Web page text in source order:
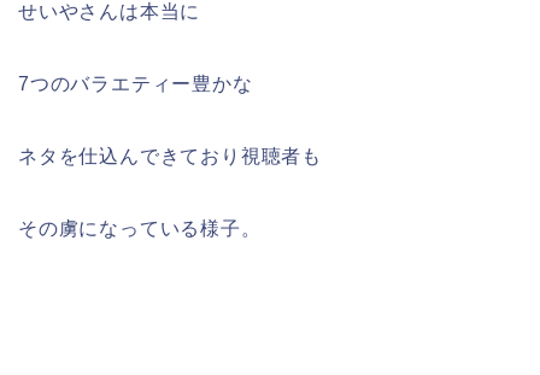
せいやさんは本当に
7つのバラエティー豊かな
ネタを仕込んできており視聴者も
その虜になっている様子。